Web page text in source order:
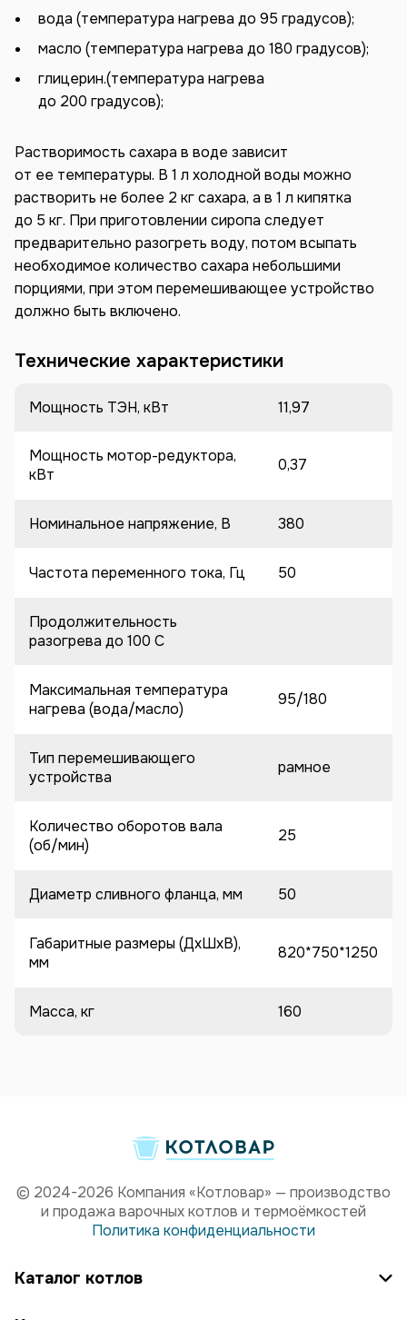
вода (температура нагрева до 95 градусов);
масло (температура нагрева до 180 градусов);
глицерин.(температура нагрева
до 200 градусов);
Растворимость сахара в воде зависит
от ее температуры. В 1 л холодной воды можно
растворить не более 2 кг сахара, а в 1 л кипятка
до 5 кг. При приготовлении сиропа следует
предварительно разогреть воду, потом всыпать
необходимое количество сахара небольшими
порциями, при этом перемешивающее устройство
должно быть включено.
Технические характеристики
Мощность ТЭН, кВт 11,97
Мощность мотор-редуктора,
кВт
0,37
Номинальное напряжение, В 380
Частота переменного тока, Гц 50
Продолжительность
разогрева до 100 C
Максимальная температура
нагрева (вода/масло)
95/180
Тип перемешивающего
устройства
рамное
Количество оборотов вала
(об/мин)
25
Диаметр сливного фланца, мм 50
Габаритные размеры (ДхШхВ),
мм
820*750*1250
Масса, кг 160
© 2024-2026 Компания «Котловар» — производство
и продажа варочных котлов и термоёмкостей
Политика конфиденциальности
Каталог котлов